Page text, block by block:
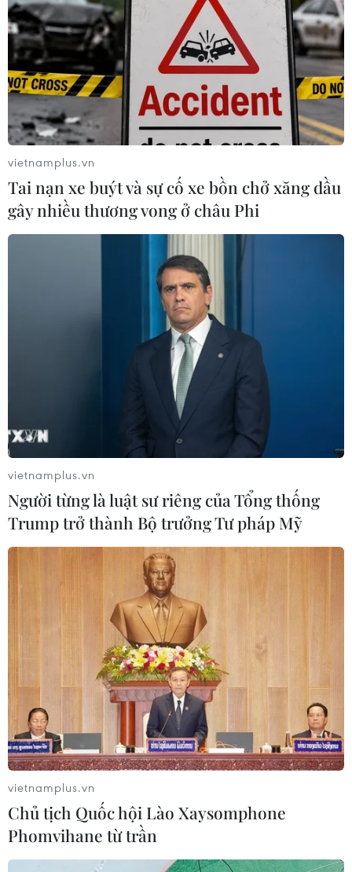
vietnamplus.vn
Tai nạn xe buýt và sự cố xe bồn chở xăng dầu
gây nhiều thương vong ở châu Phi
vietnamplus.vn
Người từng là luật sư riêng của Tổng thống
Trump trở thành Bộ trưởng Tư pháp Mỹ
vietnamplus.vn
Chủ tịch Quốc hội Lào Xaysomphone
Phomvihane từ trần